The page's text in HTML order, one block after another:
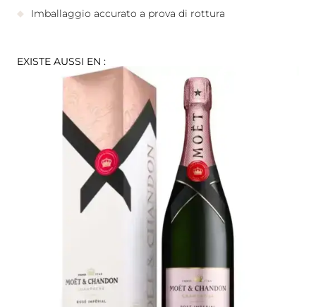
Imballaggio accurato a prova di rottura
EXISTE AUSSI EN :